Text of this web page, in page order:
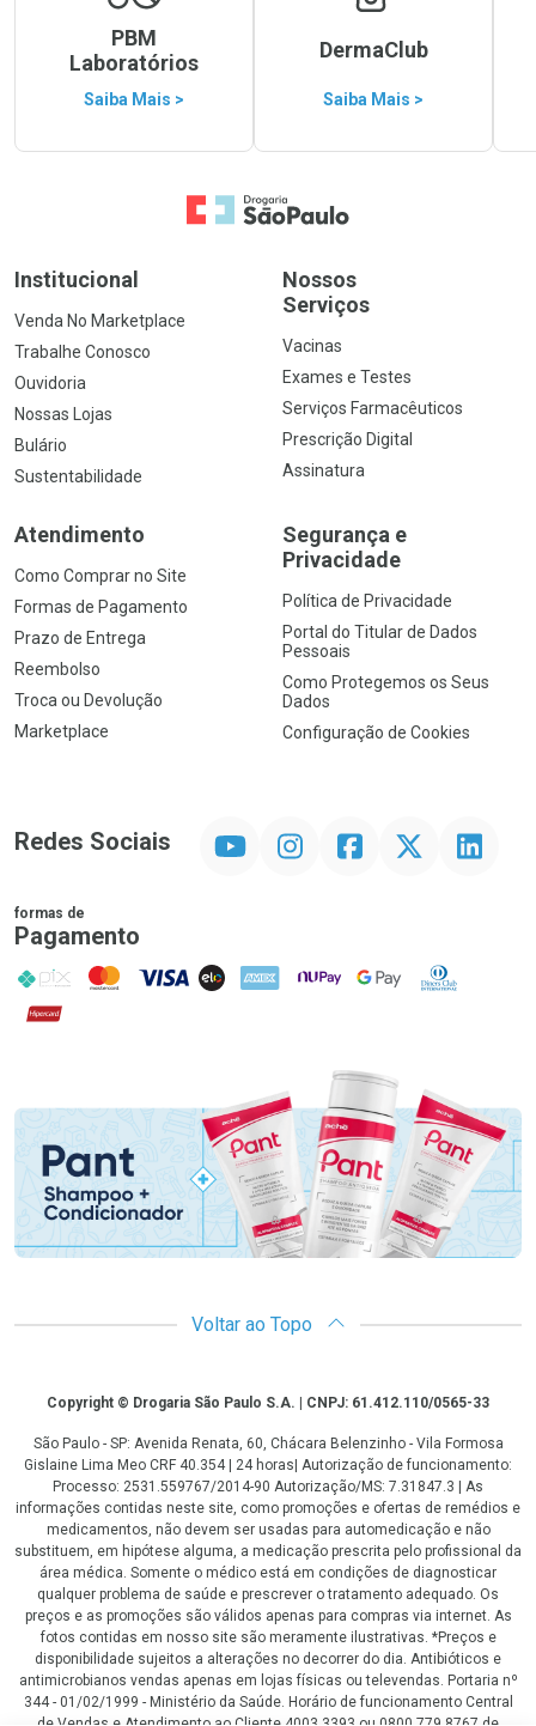
PBM
Laboratórios
Saiba Mais >
DermaClub
Saiba Mais >
Ir para a Home
Institucional
Venda No Marketplace
Trabalhe Conosco
Ouvidoria
Nossas Lojas
Bulário
Sustentabilidade
Nossos
Serviços
Vacinas
Exames e Testes
Serviços Farmacêuticos
Prescrição Digital
Assinatura
Atendimento
Como Comprar no Site
Formas de Pagamento
Prazo de Entrega
Reembolso
Troca ou Devolução
Marketplace
Segurança e
Privacidade
Política de Privacidade
Portal do Titular de Dados
Pessoais
Como Protegemos os Seus
Dados
Configuração de Cookies
Redes Sociais InstagramFacebookTwitter Linkedin
formas de
Pagamento
PIX MasterCard
VISA ELO AMEX NuPay Google PayDiners Club
Hipercard
Promoção em Destaque
Voltar ao Topo
CopyrightCopyright © Drogaria São Paulo S.A. | CNPJ: 61.412.110/0565-33
São Paulo - SP: Avenida Renata, 60, Chácara Belenzinho - Vila Formosa
Gislaine Lima Meo CRF 40.354 | 24 horas| Autorização de funcionamento:
Processo: 2531.559767/2014-90 Autorização/MS: 7.31847.3 | As
informações contidas neste site, como promoções e ofertas de remédios e
medicamentos, não devem ser usadas para automedicação e não
substituem, em hipótese alguma, a medicação prescrita pelo profissional da
área médica. Somente o médico está em condições de diagnosticar
qualquer problema de saúde e prescrever o tratamento adequado. Os
preços e as promoções são válidos apenas para compras via internet. As
fotos contidas em nosso site são meramente ilustrativas. *Preços e
disponibilidade sujeitos a alterações no decorrer do dia. Antibióticos e
antimicrobianos vendas apenas em lojas físicas ou televendas. Portaria nº
344 - 01/02/1999 - Ministério da Saúde. Horário de funcionamento Central